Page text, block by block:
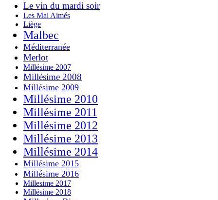
Le vin du mardi soir
Les Mal Aimés
Liège
Malbec
Méditerranée
Merlot
Millésime 2007
Millésime 2008
Millésime 2009
Millésime 2010
Millésime 2011
Millésime 2012
Millésime 2013
Millésime 2014
Millésime 2015
Millésime 2016
Millesime 2017
Millésime 2018